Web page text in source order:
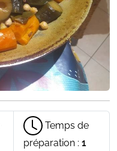
Temps de
préparation :1